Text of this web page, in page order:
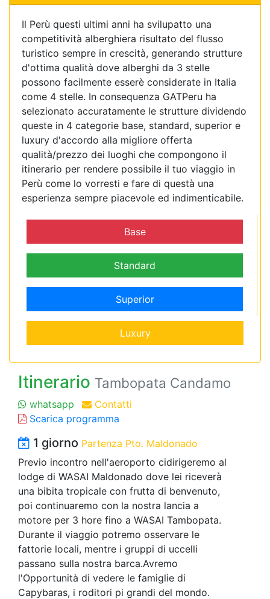
Il Perù questi ultimi anni ha svilupatto una
competitività alberghiera risultato del flusso
turistico sempre in crescità, generando strutture
d'ottima qualità dove alberghi da 3 stelle
possono facilmente esserè considerate in Italia
come 4 stelle. In consequenza GATPeru ha
selezionato accuratamente le strutture dividendo
queste in 4 categorie base, standard, superior e
luxury d'accordo alla migliore offerta
qualità/prezzo dei luoghi che compongono il
itinerario per rendere possibile il tuo viaggio in
Perù come lo vorresti e fare di questà una
esperienza sempre piacevole ed indimenticabile.
Base
Standard
Superior
Luxury
Itinerario Tambopata Candamo
whatsapp
Contatti
Scarica programma
1 giorno Partenza Pto. Maldonado
Previo incontro nell'aeroporto cidirigeremo al
lodge di WASAI Maldonado dove lei riceverà
una bibita tropicale con frutta di benvenuto,
poi continuaremo con la nostra lancia a
motore per 3 hore fino a WASAI Tambopata.
Durante il viaggio potremo osservare le
fattorie locali, mentre i gruppi di uccelli
passano sulla nostra barca.Avremo
l'Opportunità di vedere le famiglie di
Capybaras, i roditori pi grandi del mondo.